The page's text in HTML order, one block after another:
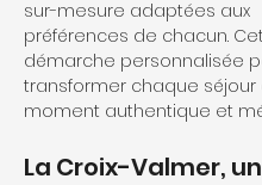
sur-mesure adaptées aux
préférences de chacun.
démarche personnalisée
transformer chaque séjour
moment authentique et
La Croix-Valmer,